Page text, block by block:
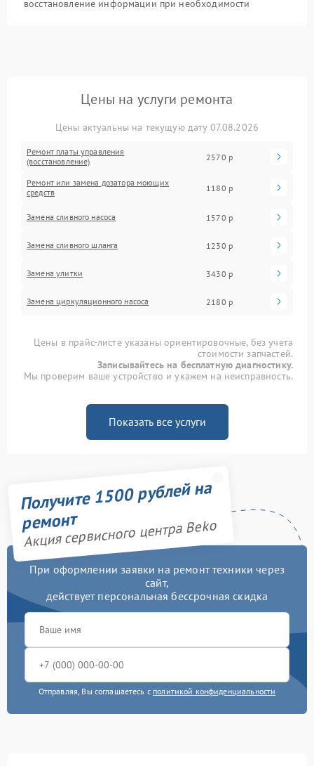
восстановление информации при необходимости
Цены на услуги ремонта
Цены актуальны на текущую дату 07.08.2026
Ремонт платы управления
(восстановление)
2570 р
Ремонт или замена дозатора моющих
средств
1180 р
Замена сливного насоса 1570 р
Замена сливного шланга 1230 р
Замена улитки 3430 р
Замена циркуляционного насоса 2180 р
Цены в прайс-листе указаны ориентировочные, без учета
стоимости запчастей.
Записывайтесь на бесплатную диагностику.
Мы проверим ваше устройство и укажем на неисправность.
Показать все услуги
Получите 1500 рублей на
ремонт
Акция сервисного центра Beko
При оформлении заявки на ремонт техники через
сайт,
действует персональная бессрочная скидка
Отправляя, Вы соглашаетесь с политикой конфиденциальности